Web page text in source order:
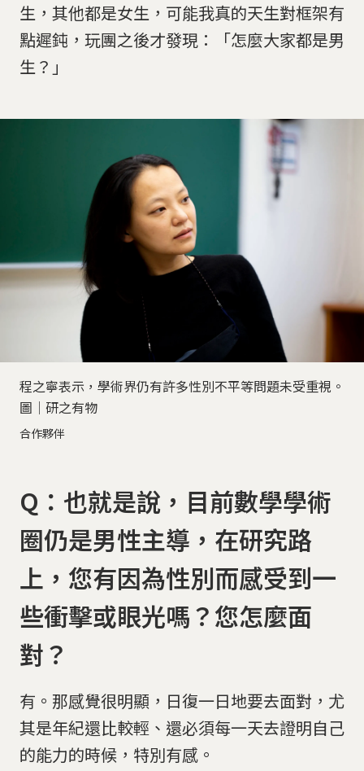
生，其他都是女生，可能我真的天生對框架有
點遲鈍，玩團之後才發現：「怎麼大家都是男
生？」
程之寧表示，學術界仍有許多性別不平等問題未受重視。
圖│研之有物
合作夥伴
Q：也就是說，目前數學學術
圈仍是男性主導，在研究路
上，您有因為性別而感受到一
些衝擊或眼光嗎？您怎麼面
對？
有。那感覺很明顯，日復一日地要去面對，尤
其是年紀還比較輕、還必須每一天去證明自己
的能力的時候，特別有感。